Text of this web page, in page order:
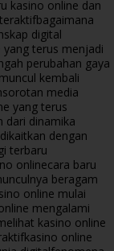
kasino online dan
bagaimana
digital
terus menjadi
perubahan gaya
kembali
sorotan media
yang terus
dari dinamika
dengan
terbaru
onlinecara baru
beragam
online mulai
mengalami
kasino online
kasino online